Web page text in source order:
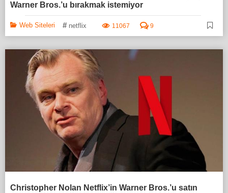
Warner Bros.’u bırakmak istemiyor
Web Siteleri # netflix 11067 9
Christopher Nolan Netflix’in Warner Bros.’u satın